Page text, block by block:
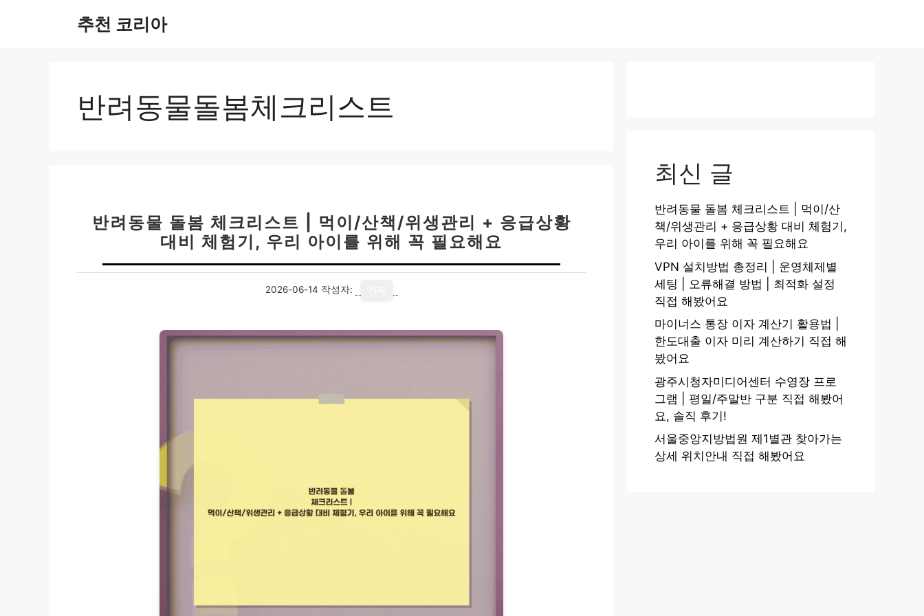
추천 코리아
반려동물돌봄체크리스트
반려동물 돌봄 체크리스트 | 먹이/산책/위생관리 + 응급상황
대비 체험기, 우리 아이를 위해 꼭 필요해요
2026-06-14 작성자:
최신 글
반려동물 돌봄 체크리스트 | 먹이/산
책/위생관리 + 응급상황 대비 체험기,
우리 아이를 위해 꼭 필요해요
VPN 설치방법 총정리 | 운영체제별
세팅 | 오류해결 방법 | 최적화 설정
직접 해봤어요
마이너스 통장 이자 계산기 활용법 |
한도대출 이자 미리 계산하기 직접 해
봤어요
광주시청자미디어센터 수영장 프로
그램 | 평일/주말반 구분 직접 해봤어
요, 솔직 후기!
서울중앙지방법원 제1별관 찾아가는
상세 위치안내 직접 해봤어요